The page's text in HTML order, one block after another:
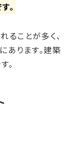
。
ことが多く、
ります。建築
。